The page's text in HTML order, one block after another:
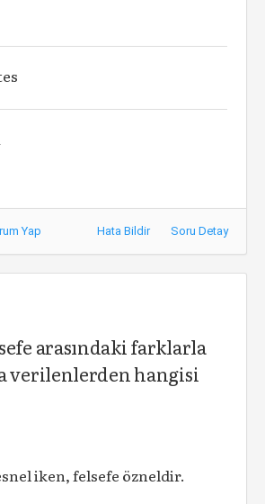
Yap Hata Bildir Soru Detay
arasındaki farklarla
verilenlerden hangisi
iken, felsefe özneldir.